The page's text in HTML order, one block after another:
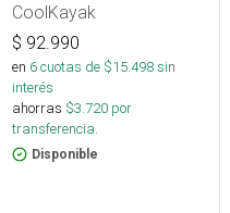
CoolKayak
$ 92.990
en 6cuotas de $15.498sin
interés
ahorras $3.720 por
transferencia.
Disponible